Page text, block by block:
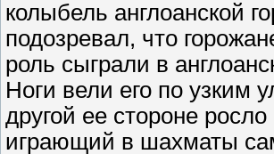
колыбель англоанской
подозревал, что
роль сыграли в
Ноги вели его по
другой ее стороне
играющий в шахматы